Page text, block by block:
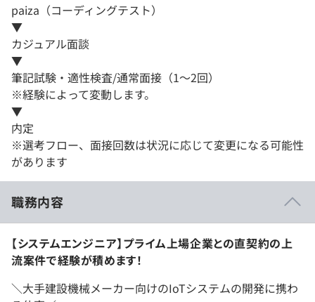
paiza（コーディングテスト）
▼
カジュアル面談
▼
筆記試験・適性検査/通常面接（1～2回）
※経験によって変動します。
▼
内定
※選考フロー、面接回数は状況に応じて変更になる可能性
があります
職務内容
【システムエンジニア】プライム上場企業との直契約の上
流案件で経験が積めます！
＼大手建設機械メーカー向けのIoTシステムの開発に携わ